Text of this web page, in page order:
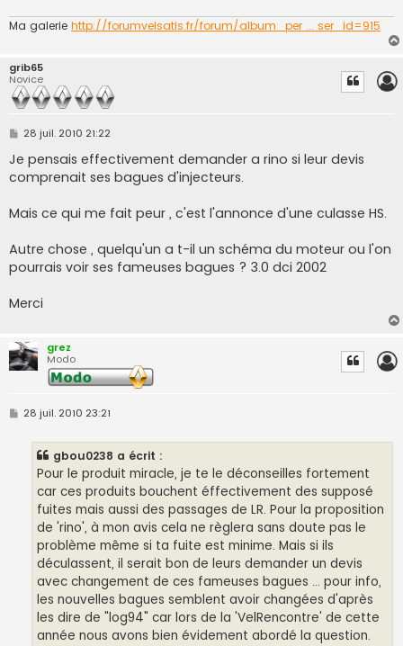
Ma galerie http://forumvelsatis.fr/forum/album_per ... ser_id=915
grib65
Novice
M
s
s
a
28 juil. 2010 21:22
Je pensais effectivement demander a rino si leur devis
comprenait ses bagues d'injecteurs.
Mais ce qui me fait peur , c'est l'annonce d'une culasse HS.
Autre chose , quelqu'un a t-il un schéma du moteur ou l'on
pourrais voir ses fameuses bagues ? 3.0 dci 2002
Merci
grez
Modo
M
28 juil. 2010 23:21
gbou0238 a écrit :
Pour le produit miracle, je te le déconseilles fortement
car ces produits bouchent éffectivement des supposé
fuites mais aussi des passages de LR. Pour la proposition
de 'rino', à mon avis cela ne règlera sans doute pas le
problème même si ta fuite est minime. Mais si ils
déculassent, il serait bon de leurs demander un devis
avec changement de ces fameuses bagues ... pour info,
les nouvelles bagues semblent avoir changées d'après
les dire de "log94" car lors de la 'VelRencontre' de cette
année nous avons bien évidement abordé la question.